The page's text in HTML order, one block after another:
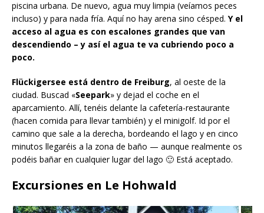
piscina urbana. De nuevo, agua muy limpia (veíamos peces
incluso) y para nada fría. Aquí no hay arena sino césped. Y el
acceso al agua es con escalones grandes que van
descendiendo – y así el agua te va cubriendo poco a
poco.
Flückigersee está dentro de Freiburg, al oeste de la
ciudad. Buscad «Seepark» y dejad el coche en el
aparcamiento. Allí, tenéis delante la cafetería-restaurante
(hacen comida para llevar también) y el minigolf. Id por el
camino que sale a la derecha, bordeando el lago y en cinco
minutos llegaréis a la zona de baño — aunque realmente os
podéis bañar en cualquier lugar del lago 🙂 Está aceptado.
Excursiones en Le Hohwald